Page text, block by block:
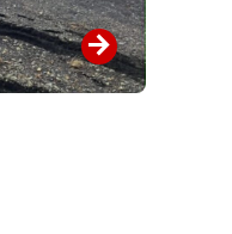
arrow_forward